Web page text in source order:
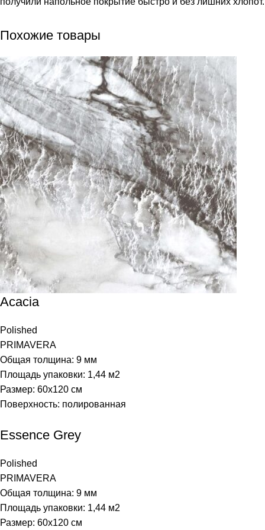
Похожие товары
Acacia
Polished
PRIMAVERA
Общая толщина: 9 мм
Площадь упаковки: 1,44 м2
Размер: 60х120 см
Поверхность: полированная
Essence Grey
Polished
PRIMAVERA
Общая толщина: 9 мм
Площадь упаковки: 1,44 м2
Размер: 60х120 см